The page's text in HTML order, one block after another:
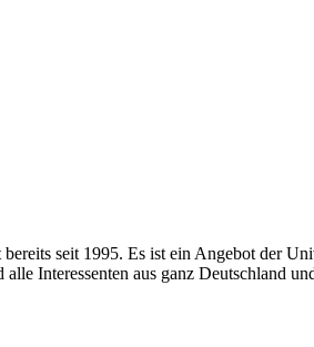
bereits seit 1995. Es ist ein Angebot der
Interessenten aus ganz Deutschland